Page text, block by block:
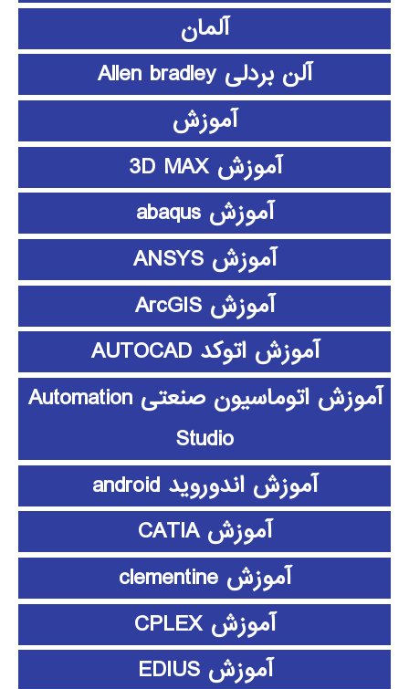
آلمان
آلن بردلی Allen bradley
آموزش
آموزش 3D MAX
آموزش abaqus
آموزش ANSYS
آموزش ArcGIS
آموزش اتوکد AUTOCAD
آموزش اتوماسیون صنعتی Automation
Studio
آموزش اندوروید android
آموزش CATIA
آموزش clementine
آموزش CPLEX
آموزش EDIUS